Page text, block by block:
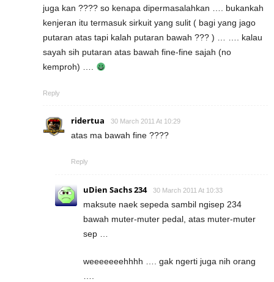
juga kan ???? so kenapa dipermasalahkan …. bukankah
kenjeran itu termasuk sirkuit yang sulit ( bagi yang jago
putaran atas tapi kalah putaran bawah ??? ) … …. kalau
sayah sih putaran atas bawah fine-fine sajah (no
kemproh) ….
Reply
ridertua 30 March 2011 At 10:29
atas ma bawah fine ????
Reply
uDien Sachs 234 30 March 2011 At 10:33
maksute naek sepeda sambil ngisep 234
bawah muter-muter pedal, atas muter-muter
sep …
weeeeeeehhhh …. gak ngerti juga nih orang
….